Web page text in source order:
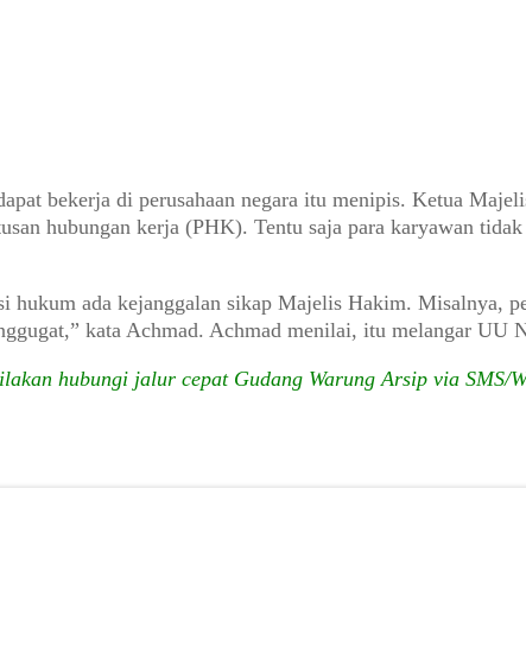
bekerja di perusahaan negara itu menipis. Ketua
hubungan kerja (PHK). Tentu saja para karyawan
ada kejanggalan sikap Majelis Hakim. Misalnya,
kata Achmad. Achmad menilai, itu melangar UU
hubungi jalur cepat Gudang Warung Arsip via SMS/